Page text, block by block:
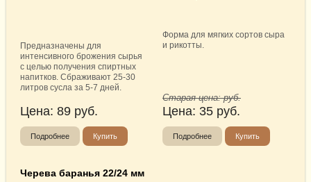
Предназначены для
интенсивного брожения сырья
с целью получения спиртных
напитков. Сбраживают 25-30
литров сусла за 5-7 дней.
Цена:89 руб.
Подробнее Купить
Форма для мягких сортов сыра
и рикотты.
Старая цена:руб.
Цена: 35 руб.
Подробнее Купить
Черева баранья 22/24 мм